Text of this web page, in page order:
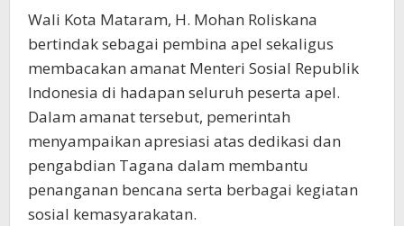
Wali Kota Mataram, H. Mohan Roliskana
bertindak sebagai pembina apel sekaligus
membacakan amanat Menteri Sosial Republik
Indonesia di hadapan seluruh peserta apel.
Dalam amanat tersebut, pemerintah
menyampaikan apresiasi atas dedikasi dan
pengabdian Tagana dalam membantu
penanganan bencana serta berbagai kegiatan
sosial kemasyarakatan.